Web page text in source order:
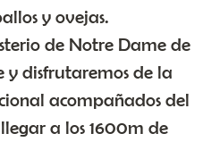
y ovejas.
de Notre Dame de
y disfrutaremos de la
acompañados del
a los 1600m de